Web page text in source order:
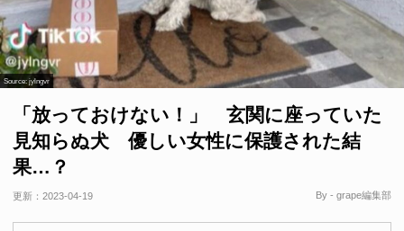
Source: jylngvr
「放っておけない！」 玄関に座っていた
見知らぬ犬 優しい女性に保護された結
果…？
更新： 2023-04-19 By - grape編集部